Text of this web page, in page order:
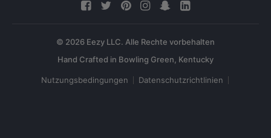
© 2026 Eezy LLC. Alle Rechte vorbehalten
Nutzungsbedingungen Datenschutzrichtlinien